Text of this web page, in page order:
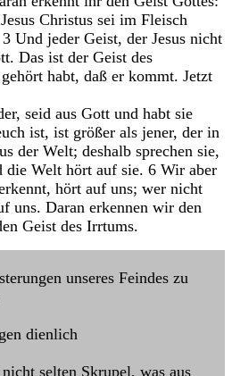
Christus sei im Fleisch
Und jeder Geist, der Jesus nicht
Das ist der Geist des
habt, daß er kommt. Jetzt
seid aus Gott und habt sie
ist, ist größer als jener, der in
der Welt; deshalb sprechen sie,
Welt hört auf sie. 6 Wir aber
hört auf uns; wer nicht
uns. Daran erkennen wir den
Geist des Irrtums.
unseres Feindes zu
dienlich
selten Skrupel, was aus